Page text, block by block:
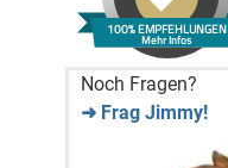
100% EMPFEHLUNGEN
Mehr Infos
Noch Fragen?
➜ Frag Jimmy!